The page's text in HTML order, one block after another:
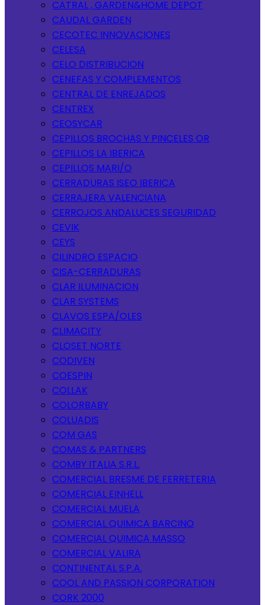
CATRAL , GARDEN&HOME DEPOT
CAUDAL GARDEN
CECOTEC INNOVACIONES
CELESA
CELO DISTRIBUCION
CENEFAS Y COMPLEMENTOS
CENTRAL DE ENREJADOS
CENTREX
CEOSYCAR
CEPILLOS BROCHAS Y PINCELES OR
CEPILLOS LA IBERICA
CEPILLOS MARI/O
CERRADURAS ISEO IBERICA
CERRAJERA VALENCIANA
CERROJOS ANDALUCES SEGURIDAD
CEVIK
CEYS
CILINDRO ESPACIO
CISA-CERRADURAS
CLAR ILUMINACION
CLAR SYSTEMS
CLAVOS ESPA/OLES
CLIMACITY
CLOSET NORTE
CODIVEN
COESPIN
COLLAK
COLORBABY
COLUADIS
COM GAS
COMAS & PARTNERS
COMBY ITALIA S.R.L.
COMERCIAL BRESME DE FERRETERIA
COMERCIAL EINHELL
COMERCIAL MUELA
COMERCIAL QUIMICA BARCINO
COMERCIAL QUIMICA MASSO
COMERCIAL VALIRA
CONTINENTAL S.P.A.
COOL AND PASSION CORPORATION
CORK 2000